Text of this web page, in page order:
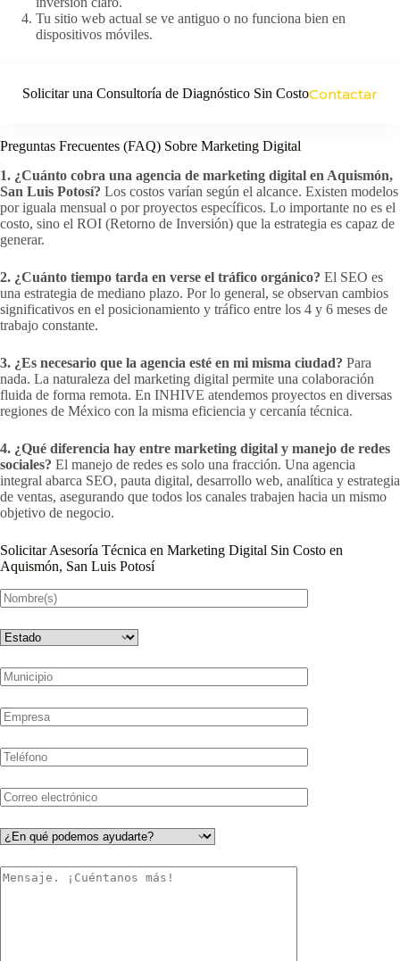
Tu sitio web actual se ve antiguo o no funciona bien en
dispositivos móviles.
Solicitar una Consultoría de Diagnóstico Sin CostoContactar
Preguntas Frecuentes (FAQ) Sobre Marketing Digital
1. ¿Cuánto cobra una agencia de marketing digital en Aquismón,
San Luis Potosí? Los costos varían según el alcance. Existen modelos
por iguala mensual o por proyectos específicos. Lo importante no es el
costo, sino el ROI (Retorno de Inversión) que la estrategia es capaz de
generar.
2. ¿Cuánto tiempo tarda en verse el tráfico orgánico? El SEO es
una estrategia de mediano plazo. Por lo general, se observan cambios
significativos en el posicionamiento y tráfico entre los 4 y 6 meses de
trabajo constante.
3. ¿Es necesario que la agencia esté en mi misma ciudad? Para
nada. La naturaleza del marketing digital permite una colaboración
fluida de forma remota. En INHIVE atendemos proyectos en diversas
regiones de México con la misma eficiencia y cercanía técnica.
4. ¿Qué diferencia hay entre marketing digital y manejo de redes
sociales? El manejo de redes es solo una fracción. Una agencia
integral abarca SEO, pauta digital, desarrollo web, analítica y estrategia
de ventas, asegurando que todos los canales trabajen hacia un mismo
objetivo de negocio.
Solicitar Asesoría Técnica en Marketing Digital Sin Costo en
Aquismón, San Luis Potosí